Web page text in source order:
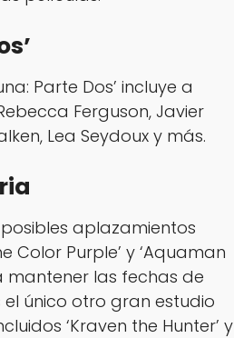
Parte Dos’ incluye a
Ferguson, Javier
Lea Seydoux y más.
aplazamientos
Color Purple’ y ‘Aquaman
mantener las fechas de
único otro gran estudio
‘Kraven the Hunter’ y